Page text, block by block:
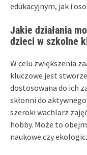
edukacyjnym, jak i
Jakie działania
dzieci w szkolne
W celu zwiększenia
kluczowe jest
dostosowana do ich
skłonni do
szeroki wachlarz
hobby. Może to
naukowe czy